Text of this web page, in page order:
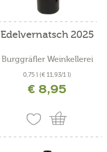
Edelvernatsch 2025
Burggräfler Weinkellerei
0,75 l (€ 11,93/1 l)
€ 8,95